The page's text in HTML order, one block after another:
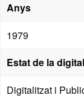
Anys
1979
Estat de la
Digitalitzat i